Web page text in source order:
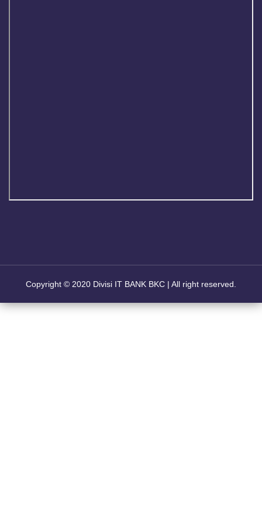
Copyright © 2020 Divisi IT BANK BKC | All right reserved.